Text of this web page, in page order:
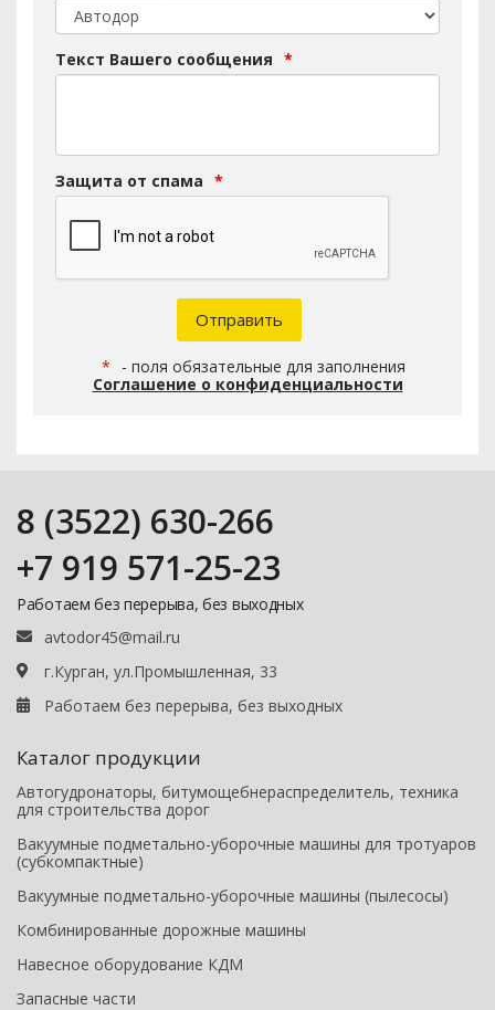
Текст Вашего сообщения *
Защита от спама *
Отправить
*
- поля обязательные для заполнения
Соглашение о конфиденциальности
8 (3522) 630-266
+7 919 571-25-23
Работаем без перерыва, без выходных
avtodor45@mail.ru
г.Курган, ул.Промышленная, 33
Работаем без перерыва, без выходных
Каталог продукции
Автогудронаторы, битумощебнераспределитель, техника
для строительства дорог
Вакуумные подметально-уборочные машины для тротуаров
(субкомпактные)
Вакуумные подметально-уборочные машины (пылесосы)
Комбинированные дорожные машины
Навесное оборудование КДМ
Запасные части